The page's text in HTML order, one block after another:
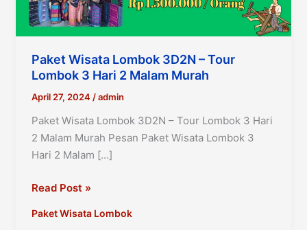
Paket Wisata Lombok 3D2N – Tour
Lombok 3 Hari 2 Malam Murah
April 27, 2024 /admin
Paket Wisata Lombok 3D2N – Tour Lombok 3 Hari
2 Malam Murah Pesan Paket Wisata Lombok 3
Hari 2 Malam […]
Paket
Lombok
Read Post »
Paket Wisata Lombok